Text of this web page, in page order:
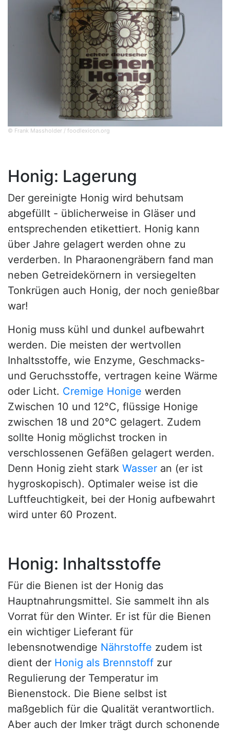
© Frank Massholder / foodlexicon.org
Honig: Lagerung
Der gereinigte Honig wird behutsam
abgefüllt - üblicherweise in Gläser und
entsprechenden etikettiert. Honig kann
über Jahre gelagert werden ohne zu
verderben. In Pharaonengräbern fand man
neben Getreidekörnern in versiegelten
Tonkrügen auch Honig, der noch genießbar
war!
Honig muss kühl und dunkel aufbewahrt
werden. Die meisten der wertvollen
Inhaltsstoffe, wie Enzyme, Geschmacks-
und Geruchsstoffe, vertragen keine Wärme
oder Licht. Cremige Honige werden
Zwischen 10 und 12°C, flüssige Honige
zwischen 18 und 20°C gelagert. Zudem
sollte Honig möglichst trocken in
verschlossenen Gefäßen gelagert werden.
Denn Honig zieht stark Wasser an (er ist
hygroskopisch). Optimaler weise ist die
Luftfeuchtigkeit, bei der Honig aufbewahrt
wird unter 60 Prozent.
Honig: Inhaltsstoffe
Für die Bienen ist der Honig das
Hauptnahrungsmittel. Sie sammelt ihn als
Vorrat für den Winter. Er ist für die Bienen
ein wichtiger Lieferant für
lebensnotwendige Nährstoffe zudem ist
dient der Honig als Brennstoff zur
Regulierung der Temperatur im
Bienenstock. Die Biene selbst ist
maßgeblich für die Qualität verantwortlich.
Aber auch der Imker trägt durch schonende